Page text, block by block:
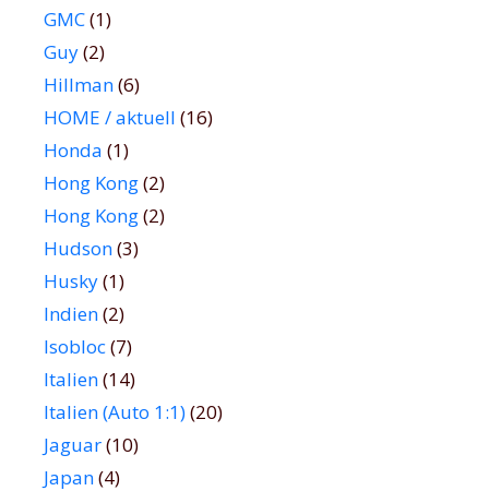
GMC(1)
Guy(2)
Hillman(6)
HOME / aktuell (16)
Honda (1)
Hong Kong(2)
Hong Kong(2)
Hudson(3)
Husky(1)
Indien(2)
Isobloc(7)
Italien(14)
Italien (Auto 1:1)(20)
Jaguar(10)
Japan(4)